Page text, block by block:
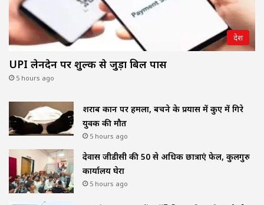
देश
UPI लेनदेन पर शुल्क से जुड़ा बिल पास
5 hours ago
शराब दुकान पर हमला, बचने के प्रयास में कुए में गिरे
युवक की मौत
5 hours ago
देवास जीडीसी की 50 से अधिक छात्राएं फेल, कुलगुरु
कार्यालय घेरा
5 hours ago